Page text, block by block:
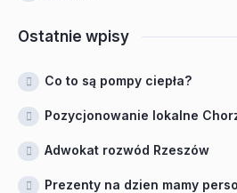
Ostatnie wpisy
Co to są pompy ciepła?
Pozycjonowanie lokalne
Adwokat rozwód Rzeszów
Prezenty na dzien mamy